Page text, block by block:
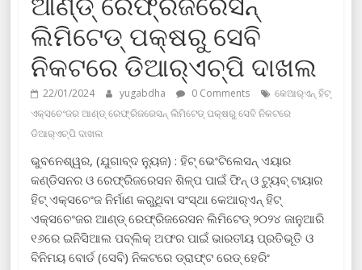
ଲିମିଟେଡ୍ ପକ୍ଷରୁ ସେବି
ନିକଟରେ ଡିଆର୍‌ଏଚ୍‌ପି ଦାଖଲ
22/01/2024 yugabdha 0 Comments
କେଆର୍‌ଏନ୍ ହିଟ୍
ଏକ୍ସଚେଂଜର ଆଣ୍ଡ୍ ରେଫ୍ରିଜରେସନ୍ ଲିମିଟେଡ୍ ପକ୍ଷରୁ ସେବି ନିକଟରେ
ଡିଆର୍‌ଏଚ୍‌ପି ଦାଖଲ
ଭୁବନେଶ୍ୱର, (ଯୁଗାବ୍ଦ ନ୍ୟୁଜ) : ହିଟ୍ ଭେଂଟିଲେସନ୍ ଏୟାର
କଣ୍ଡିସନର ଓ ରେଫ୍ରିଜରେସନ ଶିଳ୍ପ ପାଇଁ ଫିନ୍ ଓ ଟ୍ୟୁବ୍ ଟାୟାର
ହିଟ୍ ଏକ୍ସଚେଂଜ ନିର୍ମାଣ କରୁଥିବା ସଂସ୍ଥା କେଆର୍‌ଏନ୍ ହିଟ୍
ଏକ୍ସଚେଂଜର ଆଣ୍ଡ୍ ରେଫ୍ରିଜରେସନ ଲିମିଟେଡ୍ ୨୦୨୪ ଜାନୁଆରି
୧୬ରେ ଇନିସିଆଲ ପବ୍ଲିକ୍ ଅଫର ପାଇଁ ଭାରତୀୟ ପ୍ରତିଭୂତି ଓ
ବିନିମୟ ବୋର୍ଡ (ସେବି) ନିକଟରେ ଡ୍ରାଫ୍ଟ ରେଡ୍ ହେରିଂ